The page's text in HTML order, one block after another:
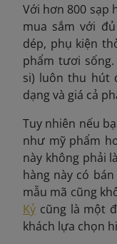
Với hơn 800 sạp
mua sắm với
dép, phụ kiện
phẩm tươi
si) luôn thu hút
dạng và giá cả
Tuy nhiên nếu
như mỹ phẩm
này không phải
hàng này có
mẫu mã cũng
Kỷ cũng là một
khách lựa chọn